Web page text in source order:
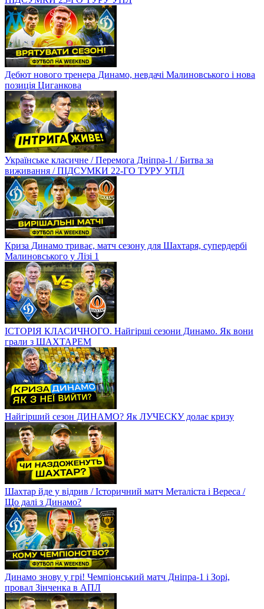
Дебют нового тренера Динамо, невдачі Малиновського і нова
позиція Циганкова
Українське класичне / Перемога Дніпра-1 / Битва за
виживання / ПІДСУМКИ 22-ГО ТУРУ УПЛ
Криза Динамо триває, матч сезону для Шахтаря, супердербі
Малиновського у Лізі 1
ІСТОРІЯ КЛАСИЧНОГО. Найгірші сезони Динамо. Як вони
грали з ШАХТАРЕМ
Найгірший сезон ДИНАМО? Як ЛУЧЕСКУ долає кризу
Шахтар йде у відрив / Історичний матч Металіста і Вереса /
Що далі з Динамо?
Динамо знову у грі! Чемпіонський матч Дніпра-1 і Зорі,
провал Зінченка в АПЛ